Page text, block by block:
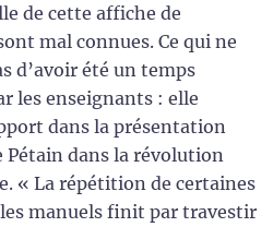
de cette affiche de
mal connues. Ce qui ne
d’avoir été un temps
les enseignants : elle
dans la présentation
Pétain dans la révolution
« La répétition de certaines
manuels finit par travestir